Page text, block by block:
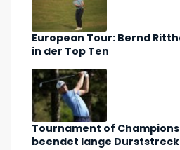
European Tour: Bernd
in der Top Ten
Tournament of
beendet lange